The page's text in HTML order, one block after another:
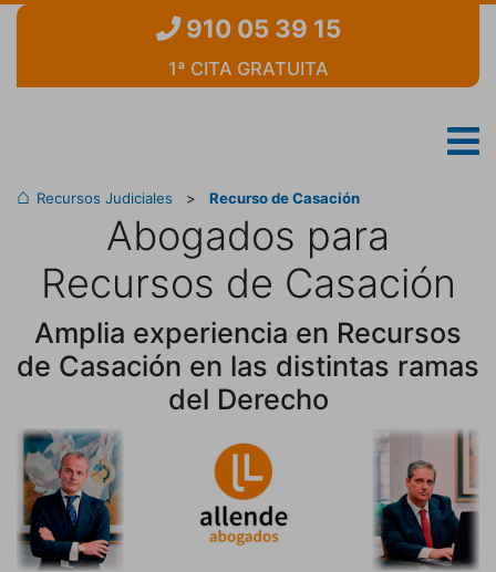
910 05 39 15
1ª CITA GRATUITA
Recursos Judiciales > Recurso de Casación
Abogados para
Recursos de Casación
Amplia experiencia en Recursos
de Casación en las distintas ramas
del Derecho